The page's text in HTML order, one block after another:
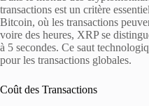
transactions est un critère
Bitcoin, où les transactions
voire des heures, XRP se
à 5 secondes. Ce saut
pour les transactions globales.
Coût des Transactions